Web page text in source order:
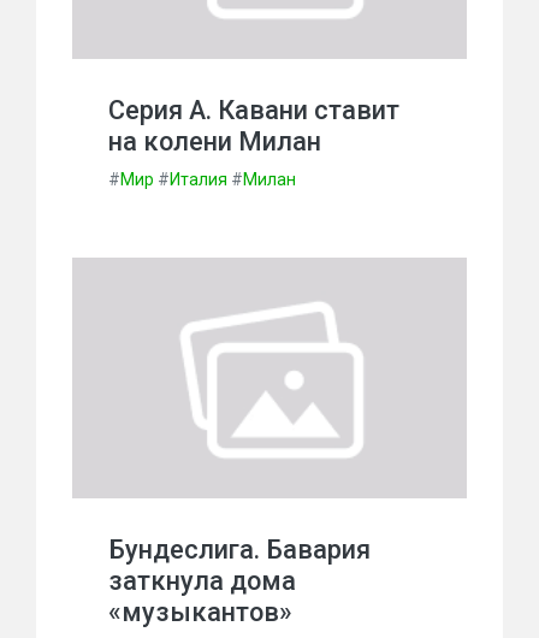
Серия А. Кавани ставит
на колени Милан
#Мир #Италия #Милан
Бундеслига. Бавария
заткнула дома
«музыкантов»